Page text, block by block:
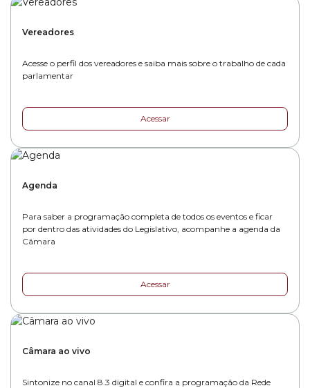
Vereadores
Acesse o perfil dos vereadores e saiba mais sobre o trabalho de cada
parlamentar
Acessar
Agenda
Para saber a programação completa de todos os eventos e ficar
por dentro das atividades do Legislativo, acompanhe a agenda da
Câmara
Acessar
Câmara ao vivo
Sintonize no canal 8.3 digital e confira a programação da Rede